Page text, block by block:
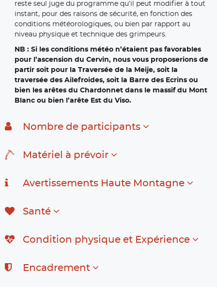
reste seul juge du programme qu’il peut modifier à tout
instant, pour des raisons de sécurité, en fonction des
conditions météorologiques, ou bien par rapport au
niveau physique et technique des grimpeurs.
NB : Si les conditions météo n’étaient pas favorables
pour l’ascension du Cervin, nous vous proposerions de
partir soit pour la Traversée de la Meije, soit la
traversée des Ailefroides, soit la Barre des Ecrins ou
bien les arêtes du Chardonnet dans le massif du Mont
Blanc ou bien l’arête Est du Viso.
Nombre de participants
Matériel à prévoir
Avertissements Haute Montagne
Santé
Condition physique et Expérience
Encadrement